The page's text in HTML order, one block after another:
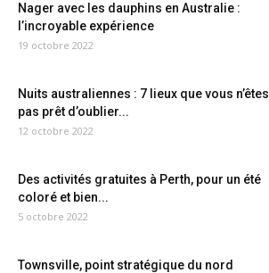
Nager avec les dauphins en Australie :
l’incroyable expérience
19 octobre 2022
Nuits australiennes : 7 lieux que vous n’êtes
pas prêt d’oublier...
12 octobre 2022
Des activités gratuites à Perth, pour un été
coloré et bien...
5 octobre 2022
Townsville, point stratégique du nord